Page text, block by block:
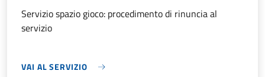
Servizio spazio gioco: procedimento di rinuncia al
servizio
VAI AL SERVIZIO